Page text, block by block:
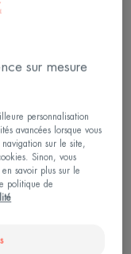
sont
: avec
de sébum.
à-dire grasse
sèche partout
et réactive.
peau acnéique
êtes suivi(e)
sur mesure
personnalisation
avancées lorsque vous
sur le site,
Sinon, vous
savoir plus sur le
politique de